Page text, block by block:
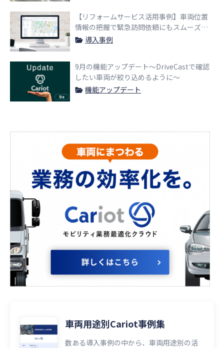
【リフォームサービス活用事例】車両位置
情報の把握で緊急訪問依頼にもスムーズに
対応導入事例
9月の機能アップデート〜DriveCastで確認
したい車両が絞り込めるように〜
機能アップデート
車両用途別Cariot事例集
数ある導入事例の中から、車両用途別の活